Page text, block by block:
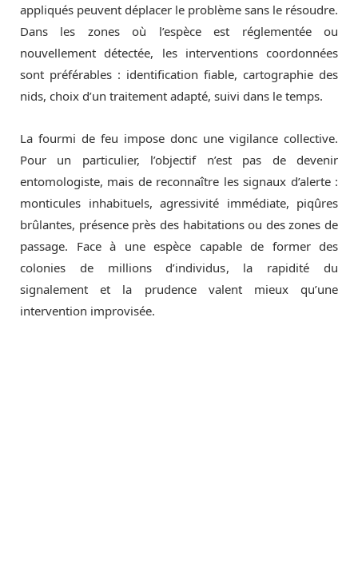
appliqués peuvent déplacer le problème sans le résoudre.
Dans les zones où l’espèce est réglementée ou
nouvellement détectée, les interventions coordonnées
sont préférables : identification fiable, cartographie des
nids, choix d’un traitement adapté, suivi dans le temps.
La fourmi de feu impose donc une vigilance collective.
Pour un particulier, l’objectif n’est pas de devenir
entomologiste, mais de reconnaître les signaux d’alerte :
monticules inhabituels, agressivité immédiate, piqûres
brûlantes, présence près des habitations ou des zones de
passage. Face à une espèce capable de former des
colonies de millions d’individus, la rapidité du
signalement et la prudence valent mieux qu’une
intervention improvisée.